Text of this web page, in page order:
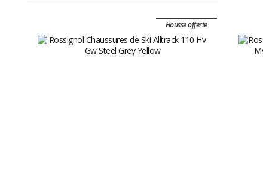
Housse offerte